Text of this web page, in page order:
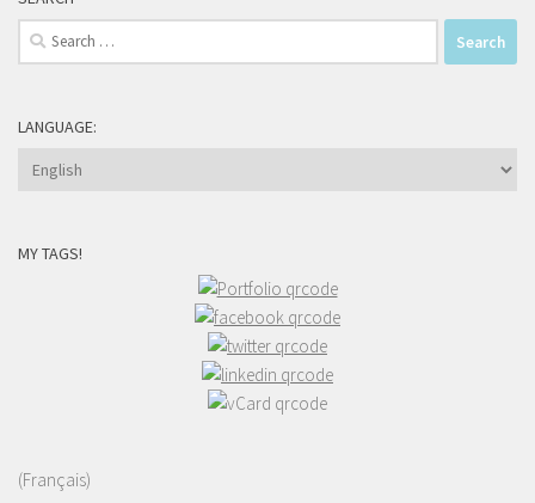
Search
for:
LANGUAGE:
MY TAGS!
(Français)